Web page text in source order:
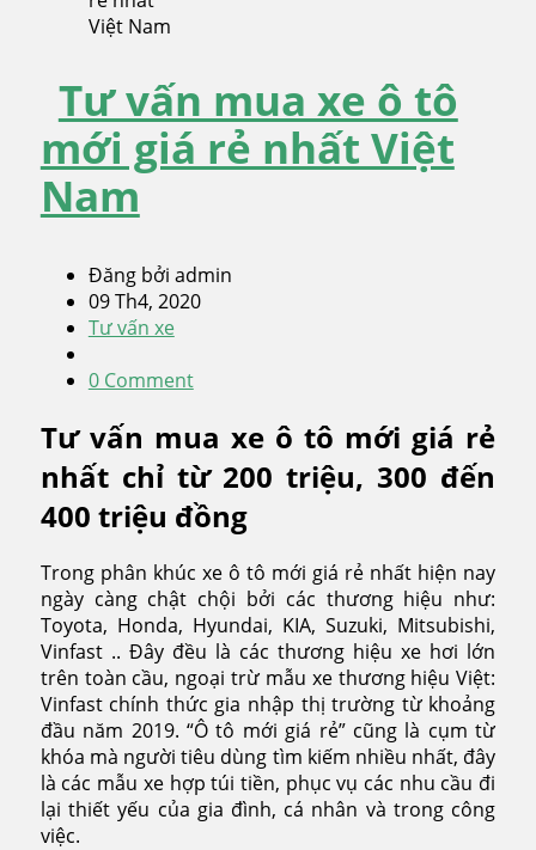
Tư vấn mua xe ô tô
mới giá rẻ nhất Việt
Nam
Đăng bởi admin
09 Th4, 2020
Tư vấn xe
0 Comment
Tư vấn mua xe ô tô mới giá rẻ
nhất chỉ từ 200 triệu, 300 đến
400 triệu đồng
Trong phân khúc xe ô tô mới giá rẻ nhất hiện nay
ngày càng chật chội bởi các thương hiệu như:
Toyota, Honda, Hyundai, KIA, Suzuki, Mitsubishi,
Vinfast .. Đây đều là các thương hiệu xe hơi lớn
trên toàn cầu, ngoại trừ mẫu xe thương hiệu Việt:
Vinfast chính thức gia nhập thị trường từ khoảng
đầu năm 2019. “Ô tô mới giá rẻ” cũng là cụm từ
khóa mà người tiêu dùng tìm kiếm nhiều nhất, đây
là các mẫu xe hợp túi tiền, phục vụ các nhu cầu đi
lại thiết yếu của gia đình, cá nhân và trong công
việc.